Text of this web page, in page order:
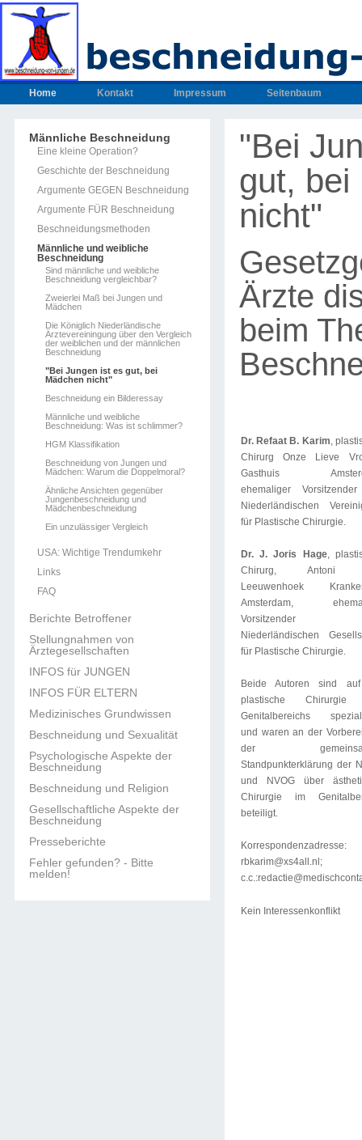
Home Kontakt Impressum Seitenbaum
Männliche Beschneidung
Eine kleine Operation?
Geschichte der Beschneidung
Argumente GEGEN Beschneidung
Argumente FÜR Beschneidung
Beschneidungsmethoden
Männliche und weibliche
Beschneidung
Sind männliche und weibliche
Beschneidung vergleichbar?
Zweierlei Maß bei Jungen und
Mädchen
Die Königlich Niederländische
Ärztevereiningung über den Vergleich
der weiblichen und der männlichen
Beschneidung
"Bei Jungen ist es gut, bei
Mädchen nicht"
Beschneidung ein Bilderessay
Männliche und weibliche
Beschneidung: Was ist schlimmer?
HGM Klassifikation
Beschneidung von Jungen und
Mädchen: Warum die Doppelmoral?
Ähnliche Ansichten gegenüber
Jungenbeschneidung und
Mädchenbeschneidung
Ein unzulässiger Vergleich
USA: Wichtige Trendumkehr
Links
FAQ
Berichte Betroffener
Stellungnahmen von
Ärztegesellschaften
INFOS für JUNGEN
INFOS FÜR ELTERN
Medizinisches Grundwissen
Beschneidung und Sexualität
Psychologische Aspekte der
Beschneidung
Beschneidung und Religion
Gesellschaftliche Aspekte der
Beschneidung
Presseberichte
Fehler gefunden? - Bitte
melden!
"Bei
gut, bei
nicht"
Ärzte
beim
Dr. Refaat B. Karim,
Chirurg Onze Lieve
Gasthuis
ehemaliger
Niederländischen
für Plastische Chirurgie.
Dr. J. Joris Hage,
Chirurg, Antoni
Leeuwenhoek
Amsterdam,
Vorsitzender
Niederländischen
für Plastische Chirurgie.
Beide Autoren sind
plastische Chirurgie
Genitalbereichs
und waren an der
der
Standpunkterklärung der
und NVOG über
Chirurgie im
beteiligt.
Korrespondenzadresse:
rbkarim@xs4all.nl;
Kein Interessenkonflikt